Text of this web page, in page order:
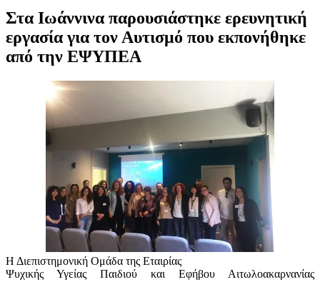
Στα Ιωάννινα παρουσιάστηκε ερευνητική
εργασία για τον Αυτισμό που εκπονήθηκε
από την ΕΨΥΠΕΑ
Η Διεπιστημονική Ομάδα της Εταιρίας
Ψυχικής Υγείας Παιδιού και Εφήβου Αιτωλοακαρνανίας